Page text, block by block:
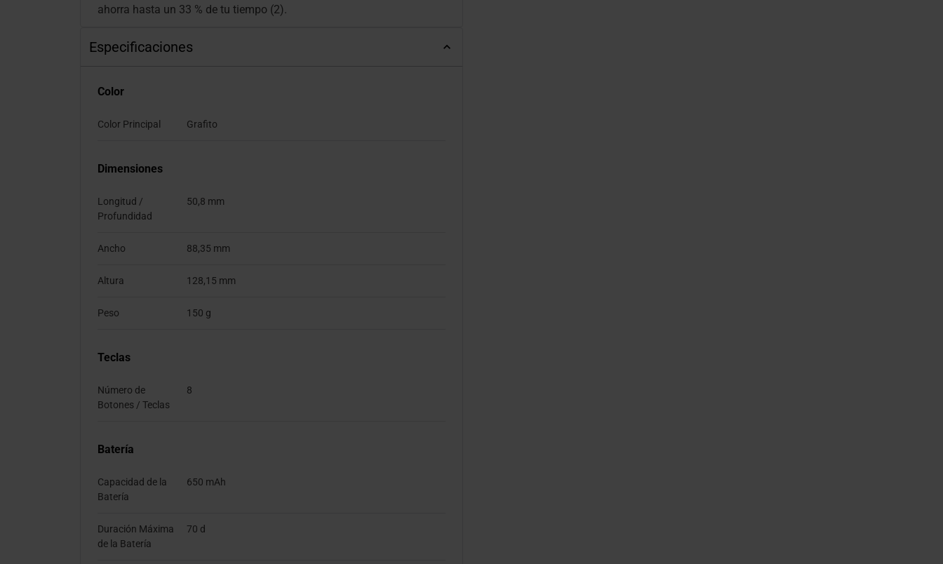
ahorra hasta un 33 % de tu tiempo (2).
Especificaciones
Color
Color Principal Grafito
Dimensiones
Longitud /
Profundidad
50,8 mm
Ancho 88,35 mm
Altura 128,15 mm
Peso 150 g
Teclas
Número de
Botones / Teclas
8
Batería
Capacidad de la
Batería
650 mAh
Duración Máxima
de la Batería
70 d